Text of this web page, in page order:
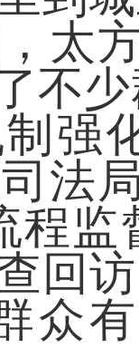
太
不
化
法
程
回
众